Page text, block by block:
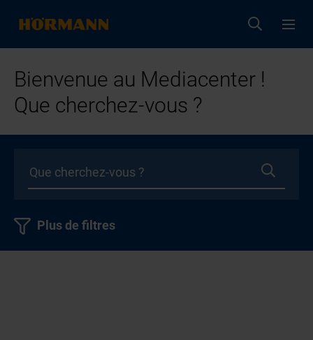
Bienvenue au Mediacenter !
Que cherchez-vous ?
Plus de filtres